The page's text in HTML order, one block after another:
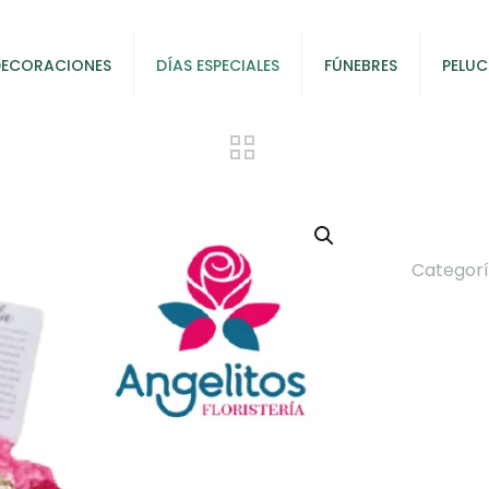
DÍAS ESPECIALES FÚNEBRES